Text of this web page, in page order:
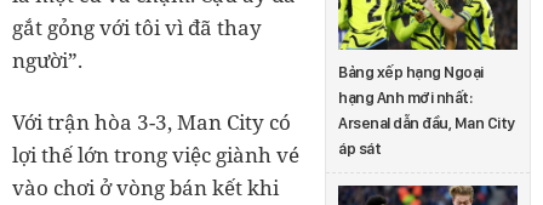
Bảng xếp hạng Ngoại
hạng Anh mới nhất:
Arsenal dẫn đầu, Man City
áp sát
gắt gỏng với tôi vì đã thay
người”.
Với trận hòa 3-3, Man City có
lợi thế lớn trong việc giành vé
vào chơi ở vòng bán kết khi